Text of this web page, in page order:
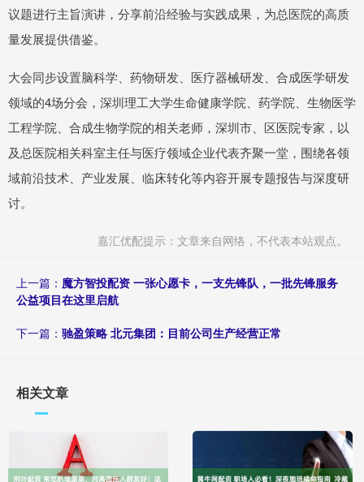
议题进行主旨演讲，分享前沿经验与实践成果，为总医院的高质
量发展提供借鉴。
大会同步设置脑科学、药物研发、医疗器械研发、合成医学研发
领域的4场分会，深圳理工大学生命健康学院、药学院、生物医学
工程学院、合成生物学院的相关老师，深圳市、区医院专家，以
及总医院相关科室主任与医疗领域企业代表齐聚一堂，围绕各领
域前沿技术、产业发展、临床转化等内容开展专题报告与深度研
讨。
嘉汇优配提示：文章来自网络，不代表本站观点。
上一篇： 魔方智投配资 一张心愿卡，一支先锋队，一批先锋服务
公益项目在这里启航
下一篇： 驰盈策略 北元集团：目前公司生产经营正常
相关文章